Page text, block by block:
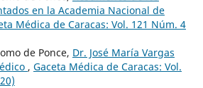
en la Academia Nacional de
Médica de Caracas: Vol. 121 Núm. 4
de Ponce, Dr. José María Vargas
, Gaceta Médica de Caracas: Vol.